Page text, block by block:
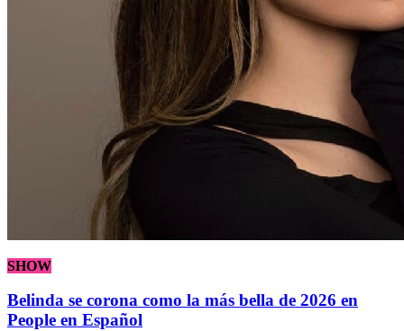
SHOW
Belinda se corona como la más bella de 2026 en
People en Español